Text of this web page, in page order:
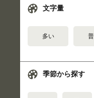
文字量
多い
季節から探す